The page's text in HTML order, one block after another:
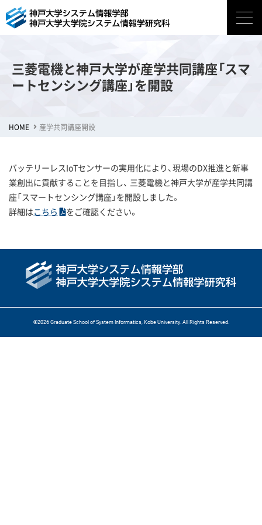
三菱電機と神戸大学が産学共同講座「スマ
ートセンシング講座」を開設
HOME 産学共同講座開設
バッテリーレスIoTセンサーの実用化により、現場のDX推進と新事
業創出に貢献することを目指し、 三菱電機と神戸大学が産学共同講
座「スマートセンシング講座」を開設しました。
詳細はこちら をご確認ください。
©2026Graduate School of System Informatics, Kobe University. All Rights Reserved.